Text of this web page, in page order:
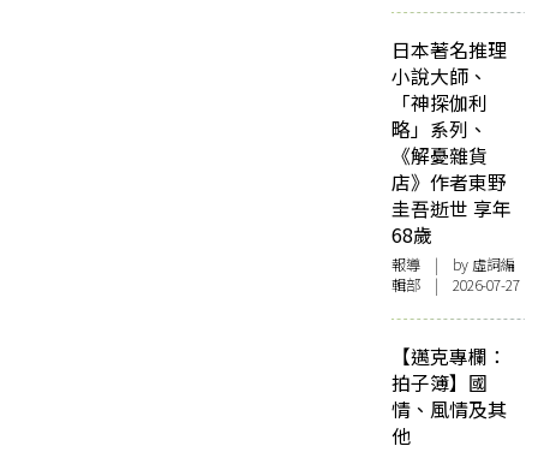
日本著名推理
小說大師、
「神探伽利
略」系列、
《解憂雜貨
店》作者東野
圭吾逝世 享年
68歲
報導 | by 虛詞編
輯部 | 2026-07-27
【邁克專欄：
拍子簿】國
情、風情及其
他